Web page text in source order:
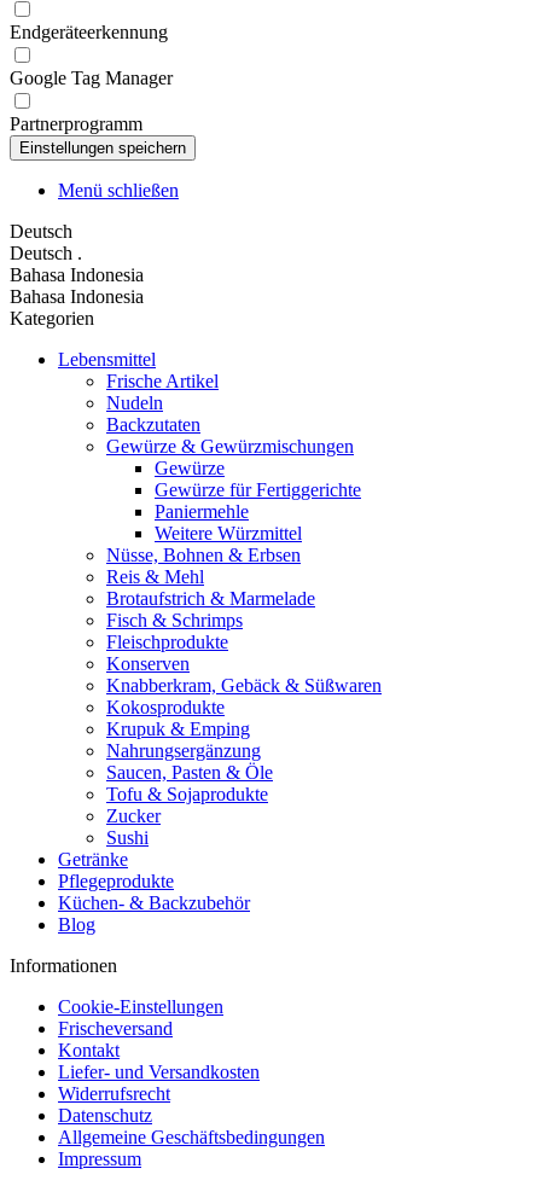
Endgeräteerkennung
Google Tag Manager
Partnerprogramm
Menü schließen
Deutsch
Deutsch .
Bahasa Indonesia
Bahasa Indonesia
Kategorien
Lebensmittel
Frische Artikel
Nudeln
Backzutaten
Gewürze & Gewürzmischungen
Gewürze
Gewürze für Fertiggerichte
Paniermehle
Weitere Würzmittel
Nüsse, Bohnen & Erbsen
Reis & Mehl
Brotaufstrich & Marmelade
Fisch & Schrimps
Fleischprodukte
Konserven
Knabberkram, Gebäck & Süßwaren
Kokosprodukte
Krupuk & Emping
Nahrungsergänzung
Saucen, Pasten & Öle
Tofu & Sojaprodukte
Zucker
Sushi
Getränke
Pflegeprodukte
Küchen- & Backzubehör
Blog
Informationen
Cookie-Einstellungen
Frischeversand
Kontakt
Liefer- und Versandkosten
Widerrufsrecht
Datenschutz
Allgemeine Geschäftsbedingungen
Impressum